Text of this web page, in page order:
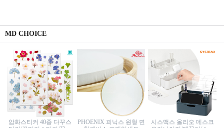
MD CHOICE
압화스티커 40종 다꾸스
PHOENIX 피닉스 원형 면
시스맥스 올리오 데스크